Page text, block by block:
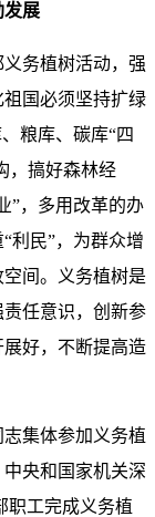
发展
务植树活动，强
国必须坚持扩绿
粮库、碳库“四
，搞好森林经
”，多用改革的办
利民”，为群众增
间。义务植树是
任意识，创新参
好，不断提高造
集体参加义务植
央和国家机关深
职工完成义务植